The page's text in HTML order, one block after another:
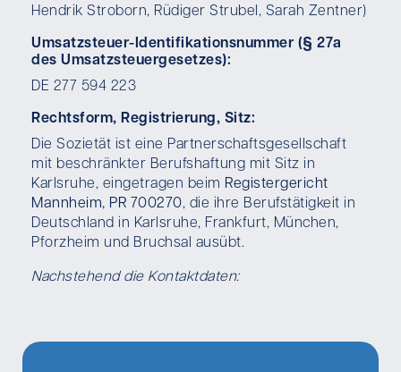
Hendrik Stroborn, Rüdiger Strubel, Sarah Zentner)
Umsatzsteuer-Identifikationsnummer (§ 27a
des Umsatzsteuergesetzes):
DE 277 594 223
Rechtsform, Registrierung, Sitz:
Die Sozietät ist eine Partnerschaftsgesellschaft
mit beschränkter Berufshaftung mit Sitz in
Karlsruhe, eingetragen beim Registergericht
Mannheim, PR 700270, die ihre Berufstätigkeit in
Deutschland in Karlsruhe, Frankfurt, München,
Pforzheim und Bruchsal ausübt.
Nachstehend die Kontaktdaten: